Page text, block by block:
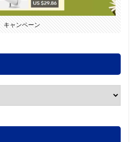
キャンペーン